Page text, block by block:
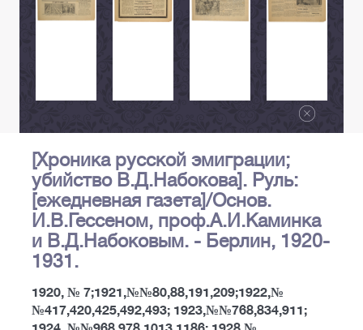
[Хроника русской эмиграции;
убийство В.Д.Набокова]. Руль:
[ежедневная газета]/Основ.
И.В.Гессеном, проф.А.И.Каминка
и В.Д.Набоковым. - Берлин, 1920-
1931.
1920, № 7;1921,№№80,88,191,209;1922,№
№417,420,425,492,493; 1923,№№768,834,911;